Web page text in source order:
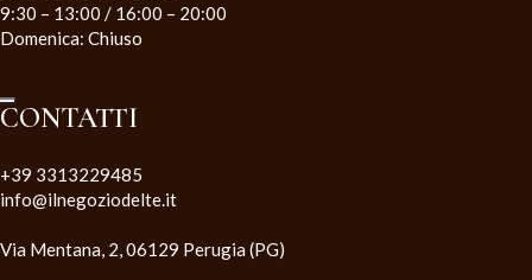
9:30 – 13:00 / 16:00 – 20:00
Domenica: Chiuso
CONTATTI
+39 3313229485
info@ilnegoziodelte.it
Via Mentana, 2, 06129 Perugia (PG)